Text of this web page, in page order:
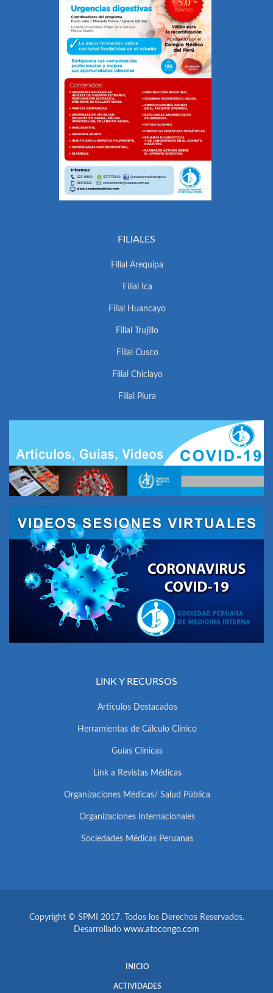
FILIALES
Filial Arequipa
Filial Ica
Filial Huancayo
Filial Trujillo
Filial Cusco
Filial Chiclayo
Filial Piura
LINK Y RECURSOS
Artículos Destacados
Herramientas de Cálculo Clínico
Guías Clínicas
Link a Revistas Médicas
Organizaciones Médicas/ Salud Pública
Organizaciones Internacionales
Sociedades Médicas Peruanas
Copyright © SPMI 2017. Todos los Derechos Reservados.
Desarrollado www.atocongo.com
INICIO
ACTIVIDADES